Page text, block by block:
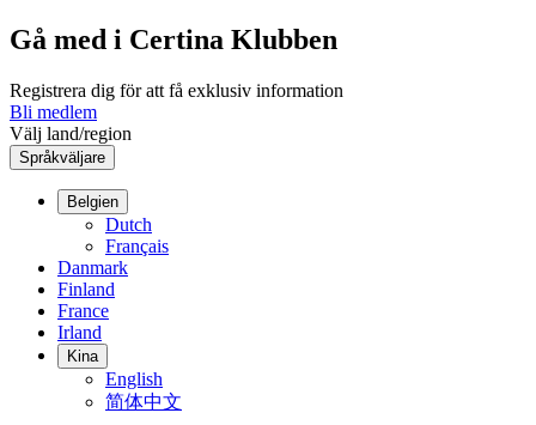
Gå med i Certina Klubben
Registrera dig för att få exklusiv information
Bli medlem
Välj land/region
Språkväljare
Belgien
Dutch
Français
Danmark
Finland
France
Irland
Kina
English
简体中文